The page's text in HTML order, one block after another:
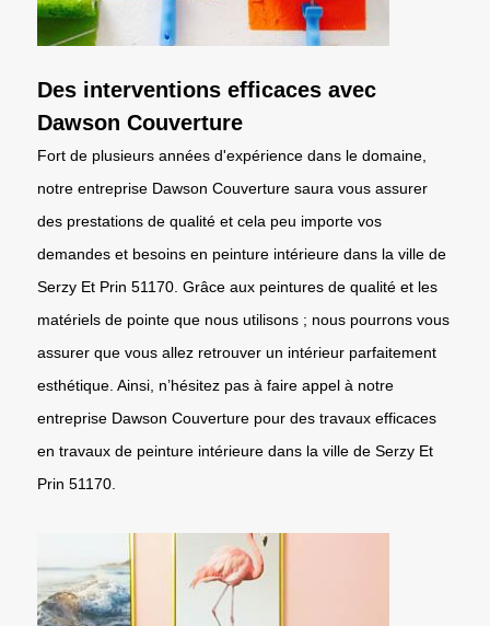
Des interventions efficaces avec
Dawson Couverture
Fort de plusieurs années d'expérience dans le domaine,
notre entreprise Dawson Couverture saura vous assurer
des prestations de qualité et cela peu importe vos
demandes et besoins en peinture intérieure dans la ville de
Serzy Et Prin 51170. Grâce aux peintures de qualité et les
matériels de pointe que nous utilisons ; nous pourrons vous
assurer que vous allez retrouver un intérieur parfaitement
esthétique. Ainsi, n’hésitez pas à faire appel à notre
entreprise Dawson Couverture pour des travaux efficaces
en travaux de peinture intérieure dans la ville de Serzy Et
Prin 51170.